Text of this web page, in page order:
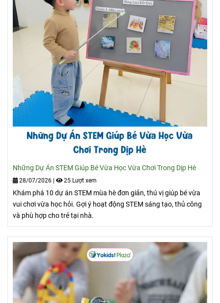
Những Dự Án STEM Giúp Bé Vừa Học Vừa Chơi Trong Dịp Hè
28/07/2026 25 Lượt xem
Khám phá 10 dự án STEM mùa hè đơn giản, thú vị giúp bé vừa
vui chơi vừa học hỏi. Gợi ý hoạt động STEM sáng tạo, thủ công
và phù hợp cho trẻ tại nhà.